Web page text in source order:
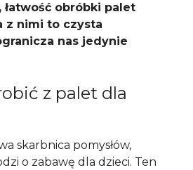
łatwość obróbki palet
z nimi to czysta
nas jedynie
z palet dla
skarbnica pomysłów,
o zabawę dla dzieci. Ten